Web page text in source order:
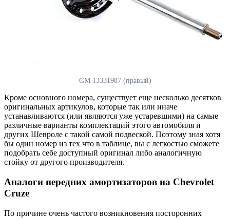
GM 13331987 (правый)
Кроме основного номера, существует еще несколько десятков
оригинальных артикулов, которые так или иначе
устанавливаются (или являются уже устаревшими) на самые
различные варианты комплектаций этого автомобиля и
других Шевроле с такой самой подвеской. Поэтому зная хотя
бы один номер из тех что в таблице, вы с легкостью сможете
подобрать себе доступный оригинал либо аналогичную
стойку от другого производителя.
Аналоги передних амортизаторов на Chevrolet
Cruze
По причине очень частого возникновения посторонних